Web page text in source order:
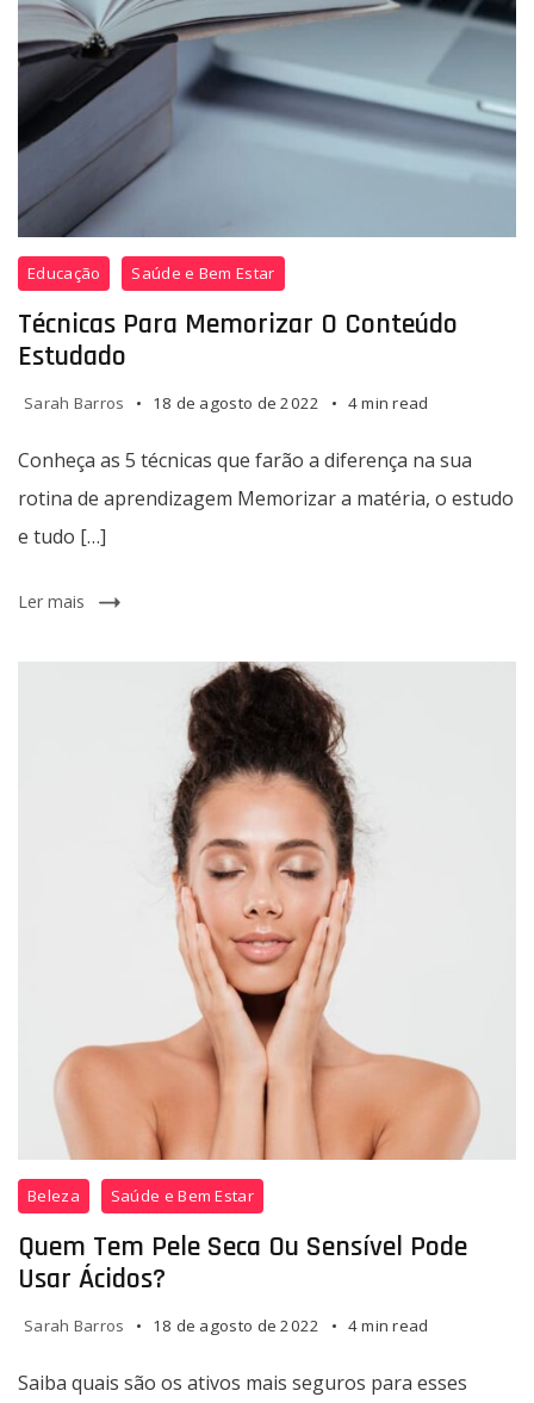
Educação Saúde e Bem Estar
Técnicas Para Memorizar O Conteúdo
Estudado
Sarah Barros 18 de agosto de 2022 4 min read
Conheça as 5 técnicas que farão a diferença na sua
rotina de aprendizagem Memorizar a matéria, o estudo
e tudo […]
Ler mais
Beleza Saúde e Bem Estar
Quem Tem Pele Seca Ou Sensível Pode
Usar Ácidos?
Sarah Barros 18 de agosto de 2022 4 min read
Saiba quais são os ativos mais seguros para esses